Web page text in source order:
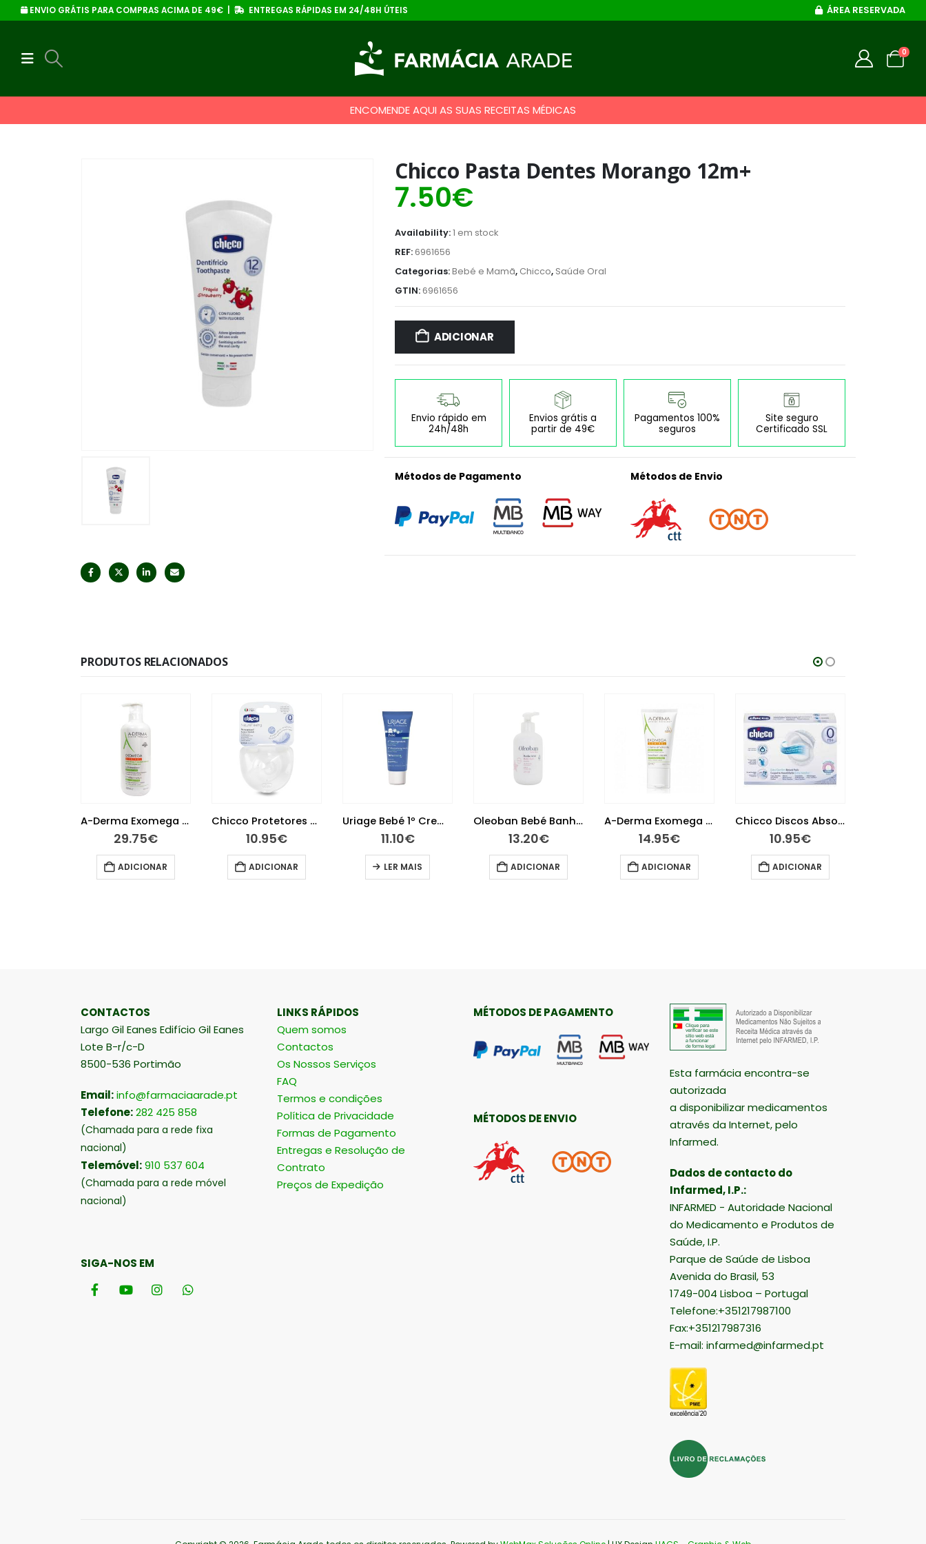
ENVIO GRÁTIS PARA COMPRAS ACIMA DE 49€ | ENTREGAS RÁPIDAS EM 24/48H ÚTEIS ÁREA RESERVADA
0
ENCOMENDE AQUI AS SUAS RECEITAS MÉDICAS
Chicco Pasta Dentes Morango 12m+
7.50€
Availability:1 em stock
REF:6961656
Categorias:Bebé e Mamã, Chicco, Saúde Oral
GTIN:6961656
ADICIONAR
Envio rápido em
24h/48h
Envios grátis a
partir de 49€
Pagamentos 100%
seguros
Site seguro
Certificado SSL
Métodos de Pagamento Métodos de Envio
PRODUTOS RELACIONADOS
A-Derma Exomega Control Leite Emoliente 400ml
29.75€
ADICIONAR
Chicco Protetores de seios em silicone tamanho S-M 2 unidades
10.95€
ADICIONAR
Uriage Bebé 1º Creme 40 ml
11.10€
LER MAIS
Oleoban Bebé Banho 300 ml
13.20€
ADICIONAR
A-Derma Exomega Control Creme Emoliente 50ml
14.95€
ADICIONAR
Chicco Discos Absorventes 60 unidades
10.95€
ADICIONAR
CONTACTOS
Largo Gil Eanes Edifício Gil Eanes
Lote B-r/c-D
8500-536 Portimão
Email:info@farmaciaarade.pt
Telefone:282 425 858
(Chamada para a rede fixa
nacional)
Telemóvel:910 537 604
(Chamada para a rede móvel
nacional)
SIGA-NOS EM
LINKS RÁPIDOS
Quem somos
Contactos
Os Nossos Serviços
FAQ
Termos e condições
Política de Privacidade
Formas de Pagamento
Entregas e Resolução de
Contrato
Preços de Expedição
MÉTODOS DE PAGAMENTO
MÉTODOS DE ENVIO
Esta farmácia encontra-se
autorizada
a disponibilizar medicamentos
através da Internet, pelo
Infarmed.
Dados de contacto do
Infarmed, I.P.:
INFARMED - Autoridade Nacional
do Medicamento e Produtos de
Saúde, I.P.
Parque de Saúde de Lisboa
Avenida do Brasil, 53
1749-004 Lisboa – Portugal
Telefone:+351217987100
Fax:+351217987316
E-mail: infarmed@infarmed.pt